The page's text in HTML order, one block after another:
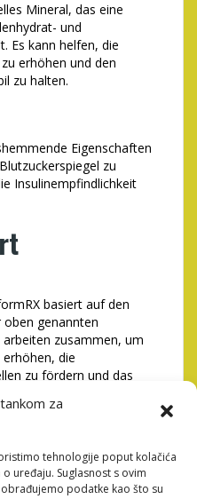
za
tehnologije poput kolačića
uređaju. Suglasnost s ovim
podatke kao što su
Mineral, das eine
und
Es kann helfen, die
erhöhen und den
zu halten.
Eigenschaften
zu
Insulinempfindlichkeit
basiert auf den
oben genannten
zusammen, um
die
zu fördern und das
kann DiaformRX
zu stabilisieren